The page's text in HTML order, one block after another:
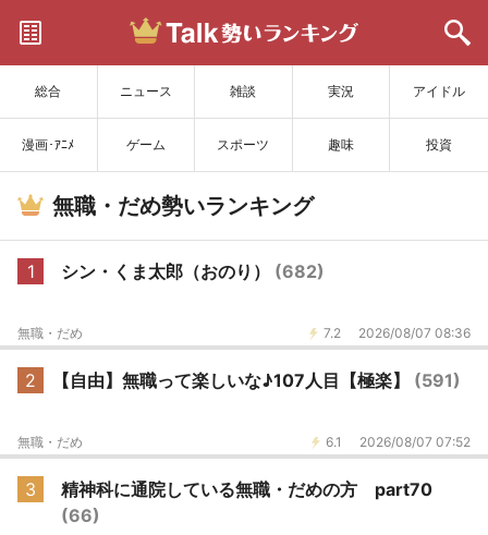
総合 ニュース 雑談 実況 アイドル
漫画･ｱﾆﾒ ゲーム スポーツ 趣味 投資
サイトを更新
無職・だめ勢いランキング
1 シン・くま太郎（おのり） (682)
7.2 2026/08/07 08:36
無職・だめ
2 【自由】無職って楽しいな♪107人目【極楽】 (591)
6.1 2026/08/07 07:52
無職・だめ
3
精神科に通院している無職・だめの方 part70
(66)